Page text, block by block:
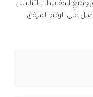
المقاسات لتناسب
على الرقم المرفق.